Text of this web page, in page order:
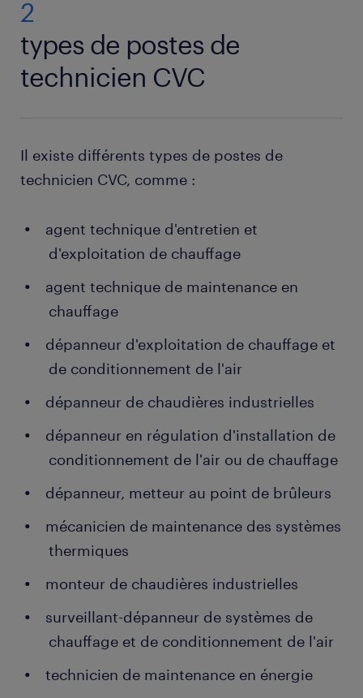
2
types de postes de
technicien CVC
Il existe différents types de postes de
technicien CVC, comme :
agent technique d'entretien et
d'exploitation de chauffage
agent technique de maintenance en
chauffage
dépanneur d'exploitation de chauffage et
de conditionnement de l'air
dépanneur de chaudières industrielles
dépanneur en régulation d'installation de
conditionnement de l'air ou de chauffage
dépanneur, metteur au point de brûleurs
mécanicien de maintenance des systèmes
thermiques
monteur de chaudières industrielles
surveillant-dépanneur de systèmes de
chauffage et de conditionnement de l'air
technicien de maintenance en énergie